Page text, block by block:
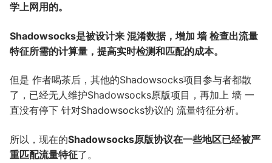
学上网用的。
Shadowsocks是被设计来 混淆数据，增加 墙 检查出流量
特征所需的计算量，提高实时检测和匹配的成本。
但是 作者喝茶后，其他的Shadowsocks项目参与者都散
了，已经无人维护Shadowsocks原版项目，再加上 墙 一
直没有停下 针对Shadowsocks协议的 流量特征分析。
所以，现在的Shadowsocks原版协议在一些地区已经被严
重匹配流量特征了。